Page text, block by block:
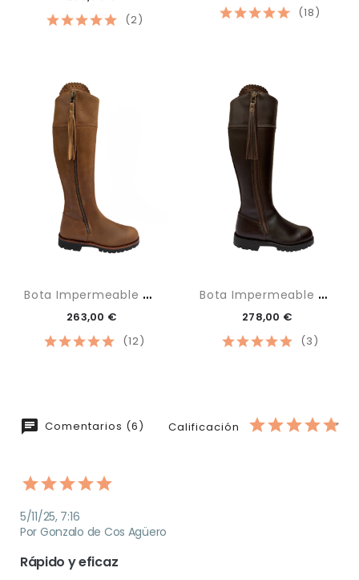
(2)
(18)
(12)
B
Ota Impermeable Tan
263,00 €
(3)
B
Ota Impermeable Maxi
278,00 €
Comentarios (6) Calificación
5/11/25, 7:16
Por Gonzalo de Cos Agüero
Rápido y eficaz